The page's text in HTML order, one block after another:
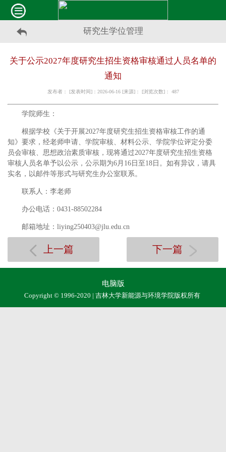
研究生学位管理
关于公示2027年度研究生招生资格审核通过人员名单的
通知
发布者： [发表时间]：2026-06-16 [来源]： [浏览次数]： 487
学院师生：
根据学校《关于开展2027年度研究生招生资格审核工作的通
知》要求，经老师申请、学院审核、材料公示、学院学位评定分委
员会审核、思想政治素质审核，现将通过2027年度研究生招生资格
审核人员名单予以公示，公示期为6月16日至18日。如有异议，请具
实名，以邮件等形式与研究生办公室联系。
联系人：李老师
办公电话：0431-88502284
邮箱地址：liying250403@jlu.edu.cn
上一篇 下一篇
电脑版
Copyright © 1996-2020 | 吉林大学新能源与环境学院版权所有